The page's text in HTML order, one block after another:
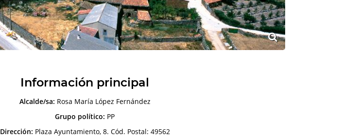
Información principal
Alcalde/sa: Rosa María López Fernández
Grupo político: PP
Dirección: Plaza Ayuntamiento, 8. Cód. Postal: 49562